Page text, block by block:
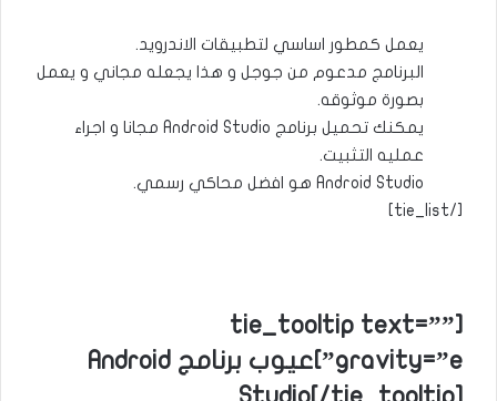
يعمل كمطور اساسي لتطبيقات الاندرويد.
البرنامج مدعوم من جوجل و هذا يجعله مجاني و يعمل
بصورة موثوقه.
يمكنك تحميل برنامج Android Studio مجانا و اجراء
عمليه التثبيت.
Android Studio هو افضل محاكي رسمي.
[/tie_list]
[tie_tooltip text=””
gravity=”e”]عيوب برنامج Android